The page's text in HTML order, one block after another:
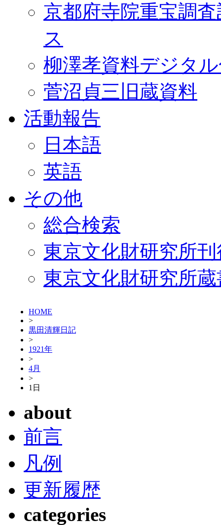
京都府寺院重宝調
ス
柳澤孝資料デジタ
菅沼貞三旧蔵資料
活動報告
日本語
英語
その他
総合検索
東京文化財研究所
東京文化財研究所
HOME
>
黒田清輝日記
>
1921年
>
4月
>
1日
about
前言
凡例
更新履歴
categories